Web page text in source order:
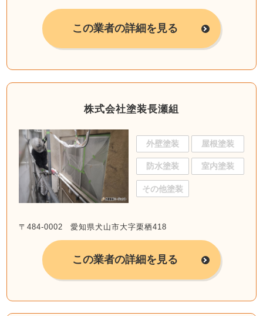
この業者の詳細を見る
株式会社塗装長瀬組
外壁塗装 屋根塗装
防水塗装 室内塗装
その他塗装
〒484-0002 愛知県犬山市大字栗栖418
この業者の詳細を見る